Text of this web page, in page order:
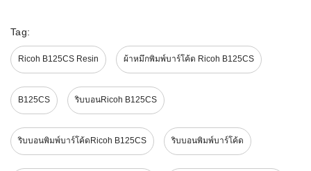
Tag:
Ricoh B125CS Resin ผ้าหมึกพิมพ์บาร์โค้ด Ricoh B125CS
B125CS ริบบอนRicoh B125CS
ริบบอนพิมพ์บาร์โค้ดRicoh B125CS ริบบอนพิมพ์บาร์โค้ด